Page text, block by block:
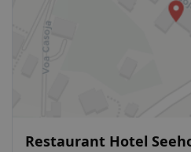
Restaurant Hotel